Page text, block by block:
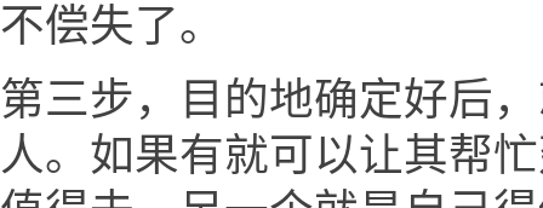
不偿失了。
第三步，目的地确定好后
人。如果有就可以让其帮